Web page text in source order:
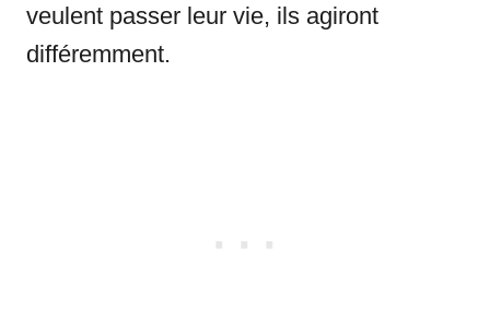
veulent passer leur vie, ils agiront
différemment.